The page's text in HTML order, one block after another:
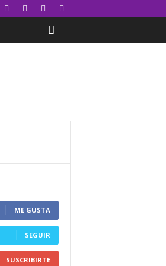
ME GUSTA
SEGUIR
SUSCRIBIRTE